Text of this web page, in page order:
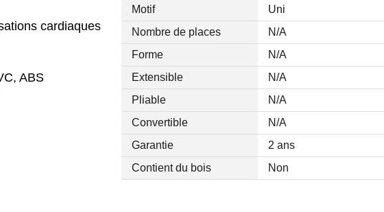
cardiaques
ABS
Motif
Uni
Nombre de places
N/A
Forme
N/A
Extensible
N/A
Pliable
N/A
Convertible
N/A
Garantie
2 ans
Contient du bois
Non